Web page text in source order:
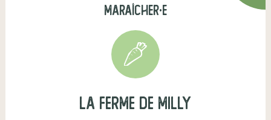
maraîcher·e
la ferme de milly